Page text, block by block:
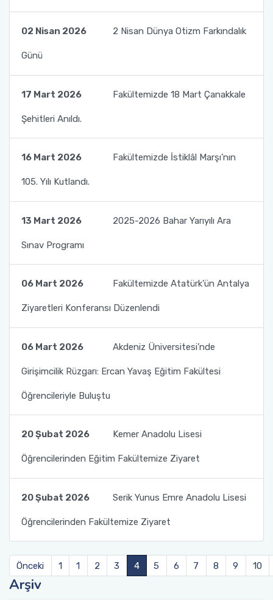
02 Nisan 2026 2 Nisan Dünya Otizm Farkındalık
Günü
17 Mart 2026 Fakültemizde 18 Mart Çanakkale
Şehitleri Anıldı.
16 Mart 2026 Fakültemizde İstiklâl Marşı’nın
105. Yılı Kutlandı.
13 Mart 2026 2025-2026 Bahar Yarıyılı Ara
Sınav Programı
06 Mart 2026 Fakültemizde Atatürk'ün Antalya
Ziyaretleri Konferansı Düzenlendi
06 Mart 2026 Akdeniz Üniversitesi’nde
Girişimcilik Rüzgarı: Ercan Yavaş Eğitim Fakültesi
Öğrencileriyle Buluştu
20 Şubat 2026 Kemer Anadolu Lisesi
Öğrencilerinden Eğitim Fakültemize Ziyaret
20 Şubat 2026 Serik Yunus Emre Anadolu Lisesi
Öğrencilerinden Fakültemize Ziyaret
Önceki 1 1 2 3 4 5 6 7 8 9 10
Arşiv
Fotoğraf Galerisi
Değişim Programları
Mezun Bilgi Sistemi
Danışmanlıklar